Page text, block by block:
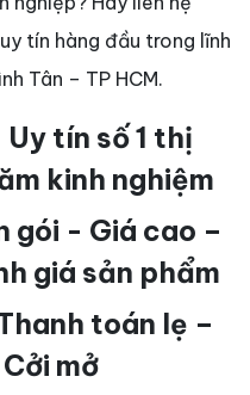
tín hàng đầu trong lĩnh
Tân – TP HCM.
tín số 1 thị
kinh nghiệm
gói - Giá cao –
giá sản phẩm
toán lẹ –
mở